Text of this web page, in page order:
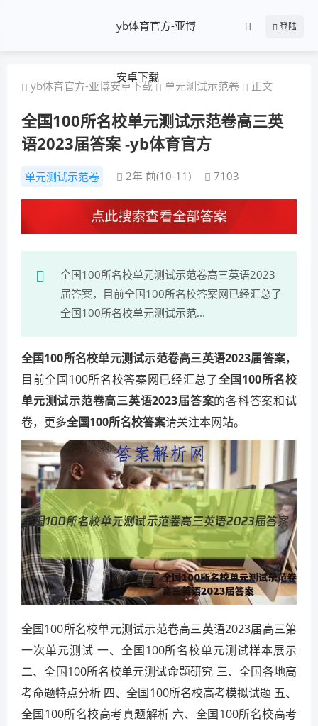
yb体育官方-亚博
安卓下载
登陆
yb体育官方-亚博安卓下载 单元测试示范卷 正文
全国100所名校单元测试示范卷高三英
语2023届答案 -yb体育官方
单元测试示范卷 2年 前(10-11) 7103
全国100所名校单元测试示范卷高三英语2023
届答案，目前全国100所名校答案网已经汇总了
全国100所名校单元测试示范...
全国100所名校单元测试示范卷高三英语2023届答案，
目前全国100所名校答案网已经汇总了全国100所名校
单元测试示范卷高三英语2023届答案的各科答案和试
卷，更多全国100所名校答案请关注本网站。
全国100所名校单元测试示范卷高三英语2023届高三第
一次单元测试 一、全国100所名校单元测试样本展示
二、全国100所名校单元测试命题研究 三、全国各地高
考命题特点分析 四、全国100所名校高考模拟试题 五、
全国100所名校高考真题解析 六、全国100所名校高考